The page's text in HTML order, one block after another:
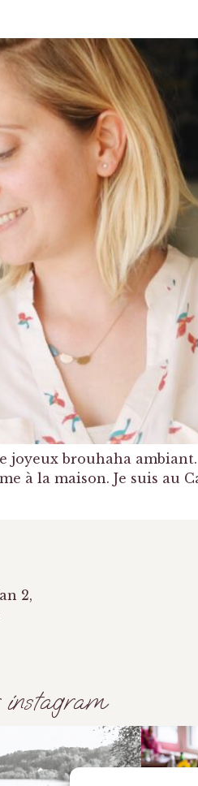
brouhaha ambiant.
à la maison. Je suis au
2,